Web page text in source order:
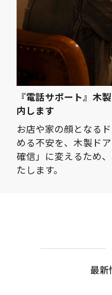
『電話サポート』木
内します
お店や家の顔となる
める不安を、木製ド
確信」に変えるため
たします。
最新